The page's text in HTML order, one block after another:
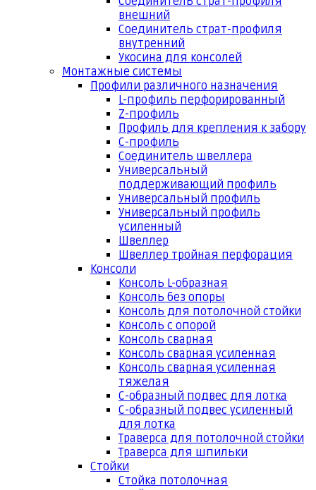
внешний
Соединитель страт-профиля
внутренний
Укосина для консолей
Монтажные системы
Профили различного назначения
L-профиль перфорированный
Z-профиль
Профиль для крепления к забору
С-профиль
Соединитель швеллера
Универсальный
поддерживающий профиль
Универсальный профиль
Универсальный профиль
усиленный
Швеллер
Швеллер тройная перфорация
Консоли
Консоль L-образная
Консоль без опоры
Консоль для потолочной стойки
Консоль с опорой
Консоль сварная
Консоль сварная усиленная
Консоль сварная усиленная
тяжелая
С-образный подвес для лотка
С-образный подвес усиленный
для лотка
Траверса для потолочной стойки
Траверса для шпильки
Стойки
Стойка потолочная